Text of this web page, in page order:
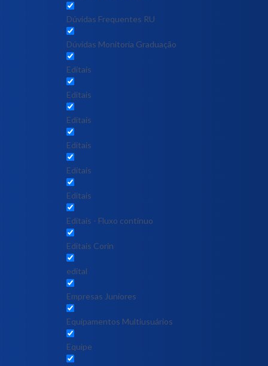
Dúvidas Frequentes RU
Dúvidas Monitoria Graduação
Editais
Editais
Editais
Editais
Editais
Editais
Editais - Fluxo contínuo
Editais Corin
edital
Empresas Juniores
Equipamentos Multiusuários
Equipe